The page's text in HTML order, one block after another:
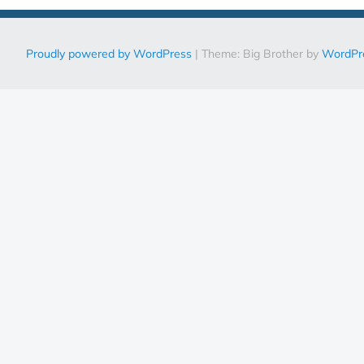
Proudly powered by WordPress | Theme: Big Brother by